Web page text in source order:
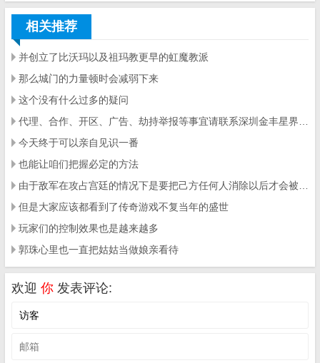
相关推荐
并创立了比沃玛以及祖玛教更早的虹魔教派
那么城门的力量顿时会减弱下来
这个没有什么过多的疑问
今天终于可以亲自见识一番
也能让咱们把握必定的方法
但是大家应该都看到了传奇游戏不复当年的盛世
玩家们的控制效果也是越来越多
郭珠心里也一直把姑姑当做娘亲看待
欢迎 你 发表评论: